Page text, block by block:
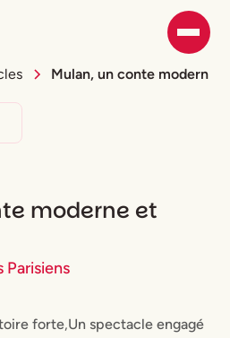
Mulan, un conte moderne
moderne et
Parisiens
forte,Un spectacle engagé